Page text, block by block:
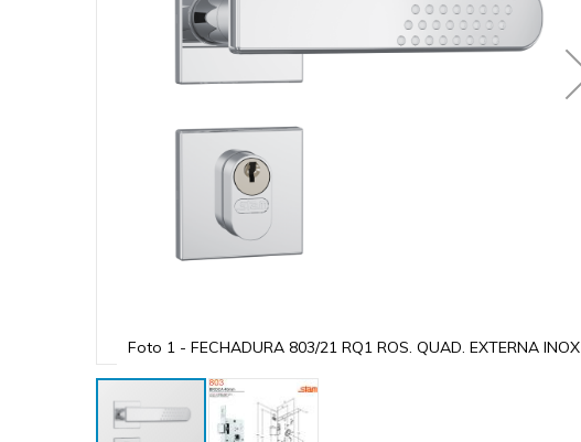
Foto 1 - FECHADURA 803/21 RQ1 ROS. QUAD. EXTERNA INOX